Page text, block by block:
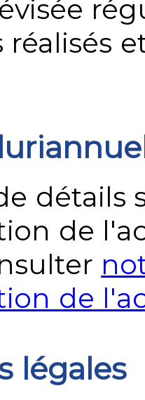
réalisés
détails
de
de
légales